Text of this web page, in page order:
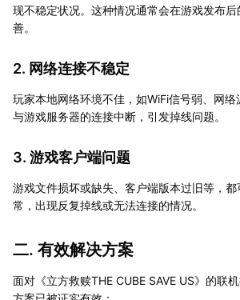
现不稳定状况。这种情况通常会在游戏发布
善。
2. 网络连接不稳定
玩家本地网络环境不佳，如WiFi信号弱、网
与游戏服务器的连接中断，引发掉线问题。
3. 游戏客户端问题
游戏文件损坏或缺失、客户端版本过旧等，
常，出现反复掉线或无法连接的情况。
二. 有效解决方案
面对《立方救赎THE CUBE SAVE US》的联